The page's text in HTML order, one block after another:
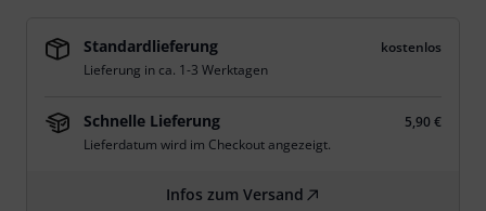
Standardlieferung
kostenlos
Lieferung in ca. 1-3 Werktagen
Schnelle Lieferung
5,90 €
Lieferdatum wird im Checkout angezeigt.
Infos zum Versand